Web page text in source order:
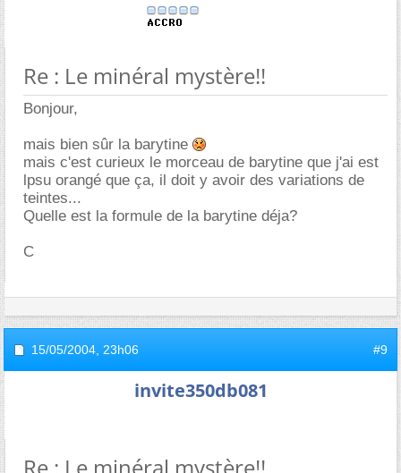
Re : Le minéral mystère!!
Bonjour,
mais bien sûr la barytine
mais c'est curieux le morceau de barytine que j'ai est
lpsu orangé que ça, il doit y avoir des variations de
teintes...
Quelle est la formule de la barytine déja?
C
15/05/2004, 23h06 #9
invite350db081